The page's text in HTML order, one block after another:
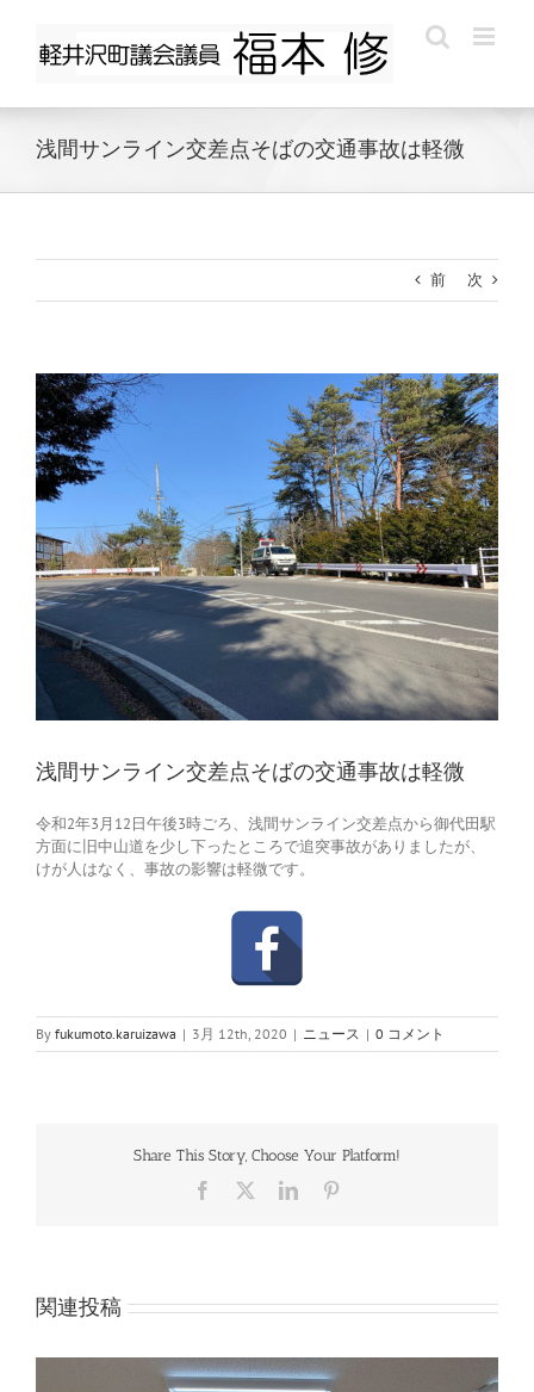
content
浅間サンライン交差点そばの交通事故は軽微
前 次
View
Larger
Image
浅間サンライン交差点そばの交通事故は軽微
令和2年3月12日午後3時ごろ、浅間サンライン交差点から御代田駅
方面に旧中山道を少し下ったところで追突事故がありましたが、
けが人はなく、事故の影響は軽微です。
By fukumoto.karuizawa | 3月 12th, 2020 | ニュース | 0 コメント
Share This Story, Choose Your Platform!
Facebook LinkedIn
関連投稿